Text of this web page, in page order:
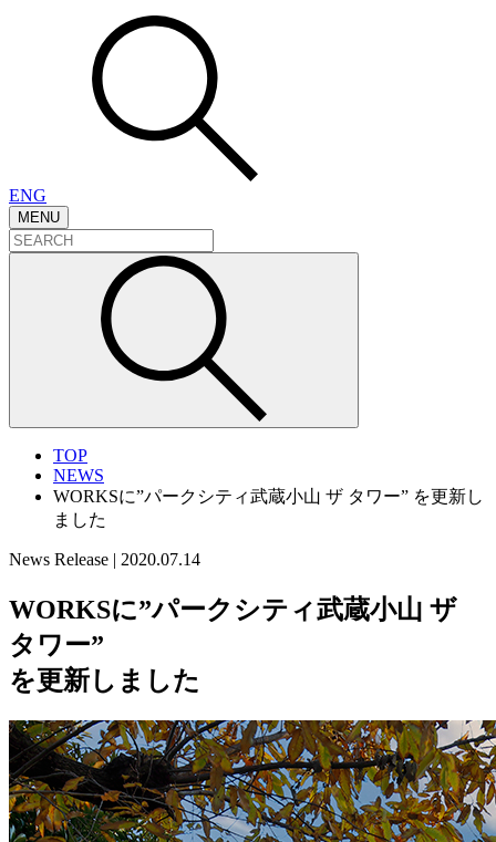
ENG
MENU
TOP
NEWS
WORKSに”パークシティ武蔵小山 ザ タワー” を更新し
ました
News Release | 2020.07.14
WORKSに”パークシティ武蔵小山 ザ
タワー”
を更新しました